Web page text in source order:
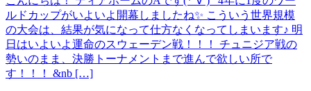
ルドカップがいよいよ開幕しましたね✨ こういう世界規模
の大会は、結果が気になって仕方なくなってしまいます♪ 明
日はいよいよ運命のスウェーデン戦！！！ チュニジア戦の
勢いのまま、決勝トーナメントまで進んで欲しい所で
す！！！ &nb […]